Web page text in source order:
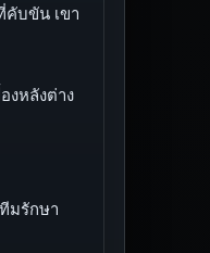
คับขัน เขา
งหลังต่าง
มรักษา